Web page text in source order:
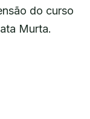
do curso
Murta.